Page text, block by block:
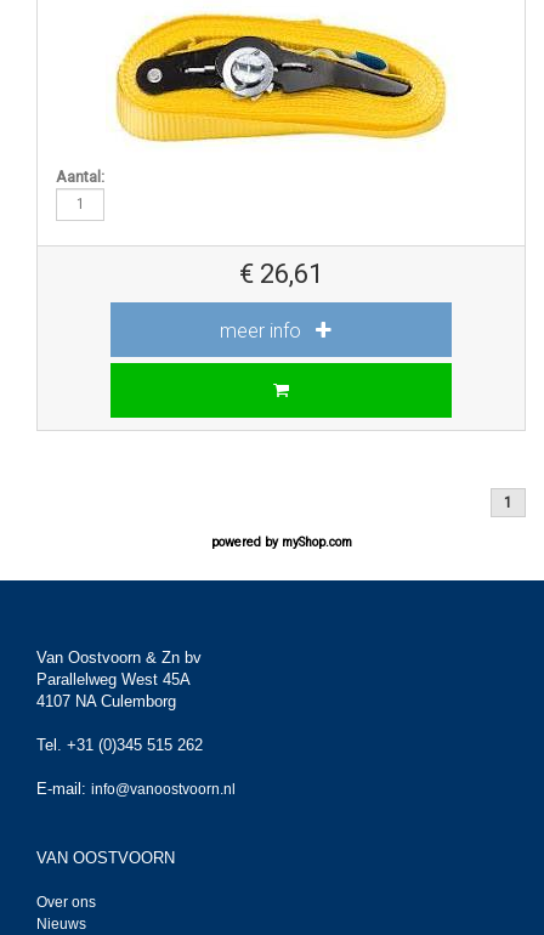
Aantal:
€ 26,61
meer info
1
powered by myShop.com
Van Oostvoorn & Zn bv
Parallelweg West 45A
4107 NA Culemborg
Tel. +31 (0)345 515 262
E-mail: info@vanoostvoorn.nl
VAN OOSTVOORN
Over ons
Nieuws